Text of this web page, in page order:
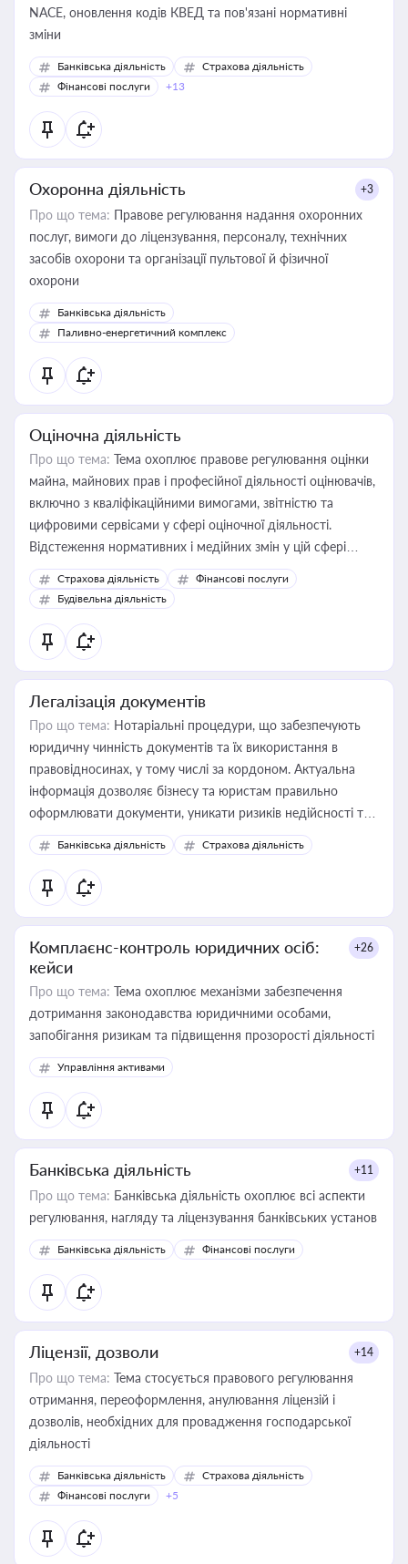
NACE, оновлення кодів КВЕД та пов'язані нормативні
зміни
Банківська діяльність
Страхова діяльність
Фінансові послуги
+13
Охоронна діяльність +3
Про що тема: Правове регулювання надання охоронних
послуг, вимоги до ліцензування, персоналу, технічних
засобів охорони та організації пультової й фізичної
охорони
Банківська діяльність
Паливно-енергетичний комплекс
Оціночна діяльність
Про що тема: Тема охоплює правове регулювання оцінки
майна, майнових прав і професійної діяльності оцінювачів,
включно з кваліфікаційними вимогами, звітністю та
цифровими сервісами у сфері оціночної діяльності.
Відстеження нормативних і медійних змін у цій сфері
корисне для власника бізнесу, керівника, юриста або
бухгалтера під час оподаткування, приватизації, оренди
державного майна, корпоративних угод і перевірки
статусу суб'єктів оціночної діяльності
Страхова діяльність
Фінансові послуги
Будівельна діяльність
Легалізація документів
Про що тема: Нотаріальні процедури, що забезпечують
юридичну чинність документів та їх використання в
правовідносинах, у тому числі за кордоном. Актуальна
інформація дозволяє бізнесу та юристам правильно
оформлювати документи, уникати ризиків недійсності та
забезпечувати їх належне прийняття органами влади та
контрагентами
Банківська діяльність Страхова діяльність
Комплаєнс-контроль юридичних осіб:
кейси
+26
Про що тема: Тема охоплює механізми забезпечення
дотримання законодавства юридичними особами,
запобігання ризикам та підвищення прозорості діяльності
Управління активами
Банківська діяльність +11
Про що тема: Банківська діяльність охоплює всі аспекти
регулювання, нагляду та ліцензування банківських установ
Банківська діяльність Фінансові послуги
Ліцензії, дозволи +14
Про що тема: Тема стосується правового регулювання
отримання, переоформлення, анулювання ліцензій і
дозволів, необхідних для провадження господарської
діяльності
Банківська діяльність
Страхова діяльність
Фінансові послуги
+5